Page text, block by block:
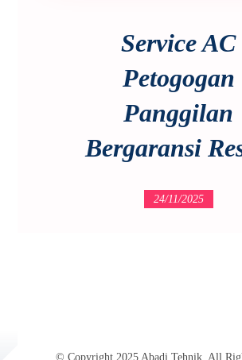
Service AC
Petogogan
Panggilan
Bergaransi
24/11/2025
© Copyright 2025 Abadi Tehnik. All